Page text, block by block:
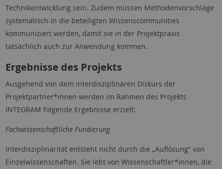
Technikentwicklung sein. Zudem müssen Methodenvorschläge
systematisch in die beteiligten Wissenscommunities
kommuniziert werden, damit sie in der Projektpraxis
tatsächlich auch zur Anwendung kommen.
Ergebnisse des Projekts
Ausgehend von dem interdisziplinären Diskurs der
Projektpartner*innen werden im Rahmen des Projekts
INTEGRAM folgende Ergebnisse erzielt:
Fachwissenschaftliche Fundierung
Interdisziplinarität entsteht nicht durch die „Auflösung“ von
Einzelwissenschaften. Sie lebt von Wissenschaftler*innen, die